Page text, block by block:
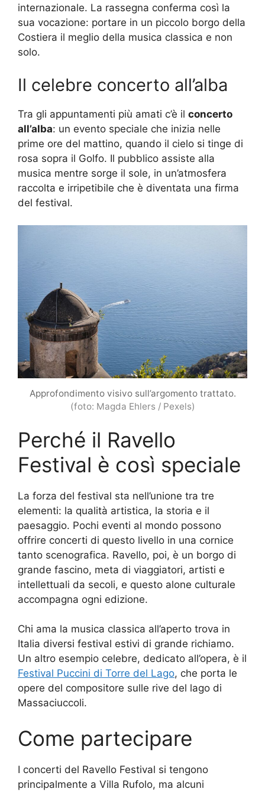
internazionale. La rassegna conferma così la
sua vocazione: portare in un piccolo borgo della
Costiera il meglio della musica classica e non
solo.
Il celebre concerto all’alba
Tra gli appuntamenti più amati c’è il concerto
all’alba: un evento speciale che inizia nelle
prime ore del mattino, quando il cielo si tinge di
rosa sopra il Golfo. Il pubblico assiste alla
musica mentre sorge il sole, in un’atmosfera
raccolta e irripetibile che è diventata una firma
del festival.
Approfondimento visivo sull’argomento trattato.
(foto: Magda Ehlers / Pexels)
Perché il Ravello
Festival è così speciale
La forza del festival sta nell’unione tra tre
elementi: la qualità artistica, la storia e il
paesaggio. Pochi eventi al mondo possono
offrire concerti di questo livello in una cornice
tanto scenografica. Ravello, poi, è un borgo di
grande fascino, meta di viaggiatori, artisti e
intellettuali da secoli, e questo alone culturale
accompagna ogni edizione.
Chi ama la musica classica all’aperto trova in
Italia diversi festival estivi di grande richiamo.
Un altro esempio celebre, dedicato all’opera, è il
Festival Puccini di Torre del Lago, che porta le
opere del compositore sulle rive del lago di
Massaciuccoli.
Come partecipare
I concerti del Ravello Festival si tengono
principalmente a Villa Rufolo, ma alcuni